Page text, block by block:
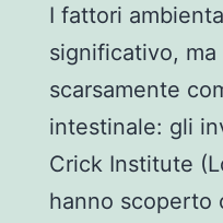
I fattori
significativo,
scarsamente
intestinale: gli
Crick Institute
hanno scoperto